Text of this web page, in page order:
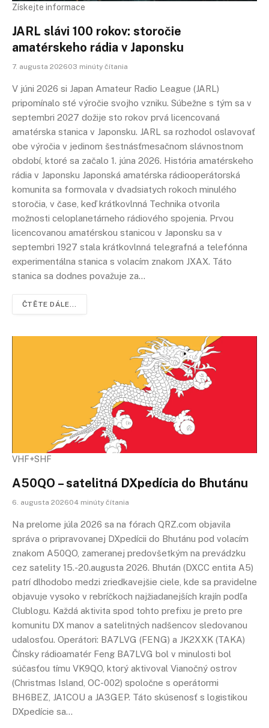
Získejte informace
JARL slávi 100 rokov: storočie
amatérskeho rádia v Japonsku
7. augusta 202603 minúty čítania
V júni 2026 si Japan Amateur Radio League (JARL)
pripomínalo sté výročie svojho vzniku. Súbežne s tým sa v
septembri 2027 dožije sto rokov prvá licencovaná
amatérska stanica v Japonsku. JARL sa rozhodol oslavovať
obe výročia v jedinom šestnásťmesačnom slávnostnom
období, ktoré sa začalo 1. júna 2026. História amatérskeho
rádia v Japonsku Japonská amatérska rádiooperátorská
komunita sa formovala v dvadsiatych rokoch minulého
storočia, v čase, keď krátkovlnná Technika otvorila
možnosti celoplanetárneho rádiového spojenia. Prvou
licencovanou amatérskou stanicou v Japonsku sa v
septembri 1927 stala krátkovlnná telegrafná a telefónna
experimentálna stanica s volacím znakom JXAX. Táto
stanica sa dodnes považuje za…
ČTĚTE DÁLE...
VHF+SHF
A50QO – satelitná DXpedícia do Bhutánu
6. augusta 202604 minúty čítania
Na prelome júla 2026 sa na fórach QRZ.com objavila
správa o pripravovanej DXpedícii do Bhutánu pod volacím
znakom A50QO, zameranej predovšetkým na prevádzku
cez satelity 15.-20.augusta 2026. Bhután (DXCC entita A5)
patrí dlhodobo medzi zriedkavejšie ciele, kde sa pravidelne
objavuje vysoko v rebríčkoch najžiadanejších krajín podľa
Clublogu. Každá aktivita spod tohto prefixu je preto pre
komunitu DX manov a satelitných nadšencov sledovanou
udalosťou. Operátori: BA7LVG (FENG) a JK2XXK (TAKA)
Čínsky rádioamatér Feng BA7LVG bol v minulosti bol
súčasťou tímu VK9QO, ktorý aktivoval Vianočný ostrov
(Christmas Island, OC-002) spoločne s operátormi
BH6BEZ, JA1COU a JA3GEP. Táto skúsenosť s logistikou
DXpedície sa…